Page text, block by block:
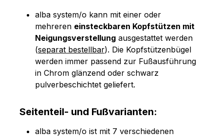
alba system/o kann mit einer oder
mehreren einsteckbaren Kopfstützen mit
Neigungsverstellung ausgestattet werden
(separat bestellbar). Die Kopfstützenbügel
werden immer passend zur Fußausführung
in Chrom glänzend oder schwarz
pulverbeschichtet geliefert.
Seitenteil- und Fußvarianten:
alba system/o ist mit 7 verschiedenen